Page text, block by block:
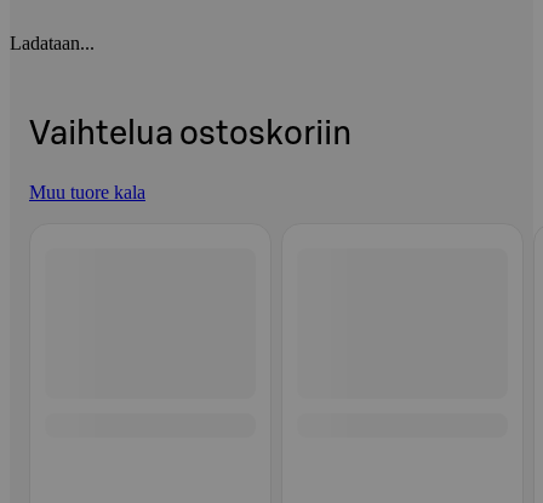
Ladataan...
Vaihtelua ostoskoriin
Muu tuore kala